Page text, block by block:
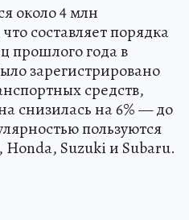
около 4 млн
составляет порядка
прошлого года в
зарегистрировано
средств,
снизилась на 6% — до
пользуются
Suzuki и Subaru.